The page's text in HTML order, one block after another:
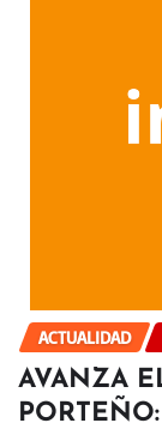
ACTUALIDAD
AVANZA